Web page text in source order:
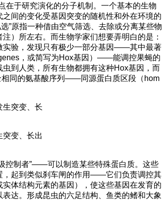
在于研究演化的分子机制。一个基本的生物
间的变化受基因突变的随机性和外在环境的
”原指一种借由空气筛选、去除或分离某些物
）所左右。而生物学家们想要弄明白的是：
实验，发现只有极少一部分基因——其中最著
，或简写为Hox基因）——能调控果蝇的
到人类，所有生物都拥有这种Hox基因，而
相同的氨基酸序列——同源蛋白质区段（hom
突变、长出
控制者”——可以制造某些特殊蛋白质。这些
，起到类似刹车闸的作用——它们负责调控其
体结构元素的基因），使这些基因在发育的
达。形成昆虫的六足结构、鱼类的鳍和大象